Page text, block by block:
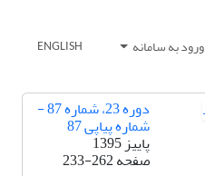
ورود به سامانه ENGLISH
دوره 23، شماره 87 -
شماره پیاپی 87
پاییز 1395
صفحه233-262